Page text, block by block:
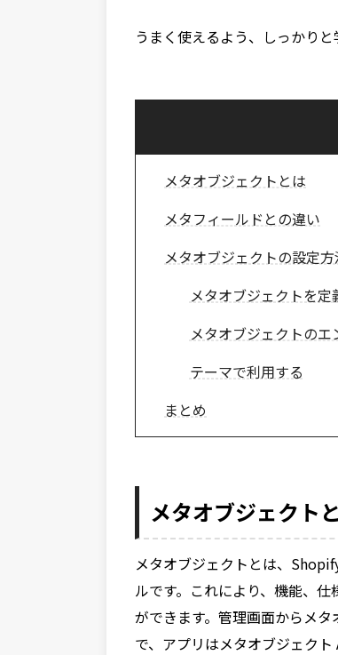
うまく使えるよう、しっかりと
メタオブジェクトとは
メタフィールドとの違い
メタオブジェクトの設定方
メタオブジェクトを定
メタオブジェクトのエ
テーマで利用する
まとめ
メタオブジェクト
メタオブジェクトとは、
ルです。これにより、機能、
ができます。管理画面からメ
で、アプリはメタオブジェク